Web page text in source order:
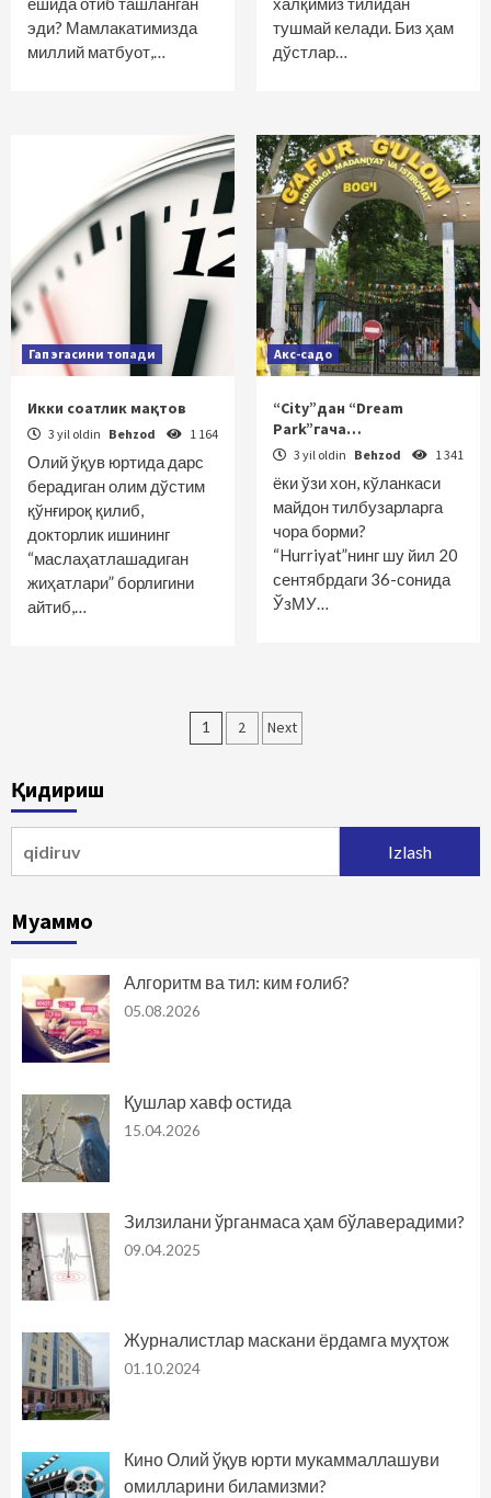
эди? Мамлакатимизда
миллий матбуот,…
тушмай келади. Биз ҳам
дўстлар…
Гап эгасини топади
Икки соатлик мақтов
3 yil oldin Behzod 1 164
Олий ўқув юртида дарс
берадиган олим дўстим
қўнғироқ қилиб,
докторлик ишининг
“маслаҳатлашадиган
жиҳатлари” борлигини
айтиб,…
Акс-садо
“Сity”дан “Dream
Park”гача…
3 yil oldin Behzod 1 341
ёки ўзи хон, кўланкаси
майдон тилбузарларга
чора борми?
“Hurriyat”нинг шу йил 20
сентябрдаги 36-сонида
ЎзМУ…
Maqolalar
1 2 Next
Қидириш
Муаммо
Алгоритм ва тил: ким ғолиб?
05.08.2026
Қушлар хавф остида
15.04.2026
Зилзилани ўрганмаса ҳам бўлаверадими?
09.04.2025
Журналистлар маскани ёрдамга муҳтож
01.10.2024
Кино Олий ўқув юрти мукаммаллашуви
омилларини биламизми?